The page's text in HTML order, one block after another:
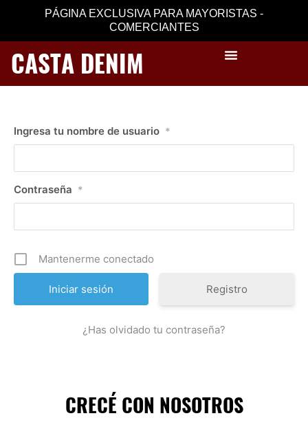
PÁGINA EXCLUSIVA PARA MAYORISTAS -
COMERCIANTES
CASTA DENIM
Ingresa tu nombre de usuario *
Contraseña *
Mantenerme conectado
Registro
¿Has olvidado tu contraseña?
CRECÉ CON NOSOTROS